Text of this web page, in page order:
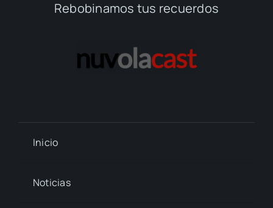
Rebobinamos tus recuerdos
Inicio
Noticias